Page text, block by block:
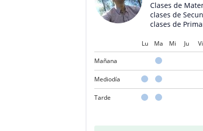
Clases de
clases de
clases de
Lu Ma Mi Ju Vi
Mañana
Mediodía
Tarde